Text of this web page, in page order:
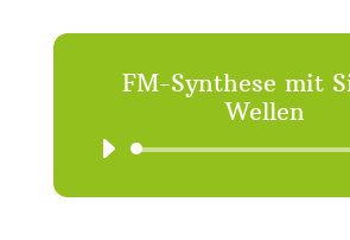
FM-Synthese mit
Wellen
Audio-